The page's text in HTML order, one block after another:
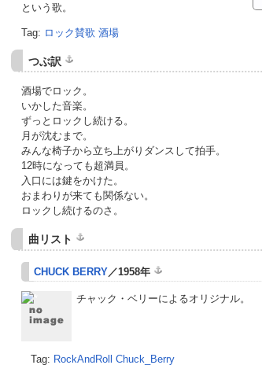
という歌。
Tag: ロック賛歌 酒場
つぶ訳
酒場でロック。
いかした音楽。
ずっとロックし続ける。
月が沈むまで。
みんな椅子から立ち上がりダンスして拍手。
12時になっても超満員。
入口には鍵をかけた。
おまわりが来ても関係ない。
ロックし続けるのさ。
曲リスト
CHUCK BERRY／1958年
チャック・ベリーによるオリジナル。
Tag: RockAndRoll Chuck_Berry